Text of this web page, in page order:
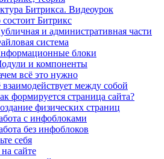
Битрикса. Видеоурок
состоит Битрикс
и административная части
система
блоки
и компоненты
всё это нужно
взаимодействует между собой
формируется страница сайта?
физических страниц
с инфоблоками
без инфоблоков
себя
сайте